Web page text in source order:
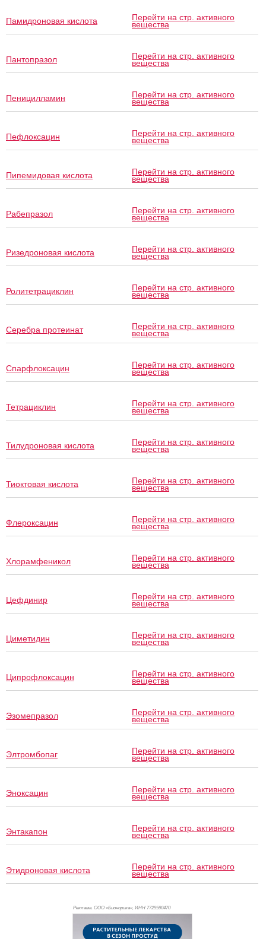
Памидроновая кислота Перейти на стр. активного
вещества
Пантопразол Перейти на стр. активного
вещества
Пеницилламин Перейти на стр. активного
вещества
Пефлоксацин Перейти на стр. активного
вещества
Пипемидовая кислота Перейти на стр. активного
вещества
Рабепразол Перейти на стр. активного
вещества
Ризедроновая кислота Перейти на стр. активного
вещества
Ролитетрациклин Перейти на стр. активного
вещества
Серебра протеинат Перейти на стр. активного
вещества
Спарфлоксацин Перейти на стр. активного
вещества
Тетрациклин Перейти на стр. активного
вещества
Тилудроновая кислота Перейти на стр. активного
вещества
Тиоктовая кислота Перейти на стр. активного
вещества
Флероксацин Перейти на стр. активного
вещества
Хлорамфеникол Перейти на стр. активного
вещества
Цефдинир Перейти на стр. активного
вещества
Циметидин Перейти на стр. активного
вещества
Ципрофлоксацин Перейти на стр. активного
вещества
Эзомепразол Перейти на стр. активного
вещества
Элтромбопаг Перейти на стр. активного
вещества
Эноксацин Перейти на стр. активного
вещества
Энтакапон Перейти на стр. активного
вещества
Этидроновая кислота Перейти на стр. активного
вещества
Реклама. ООО «Бионорика», ИНН 7729590470